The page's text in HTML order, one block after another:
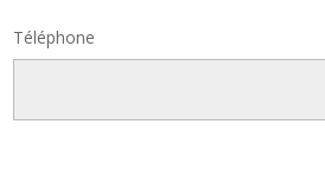
Téléphone